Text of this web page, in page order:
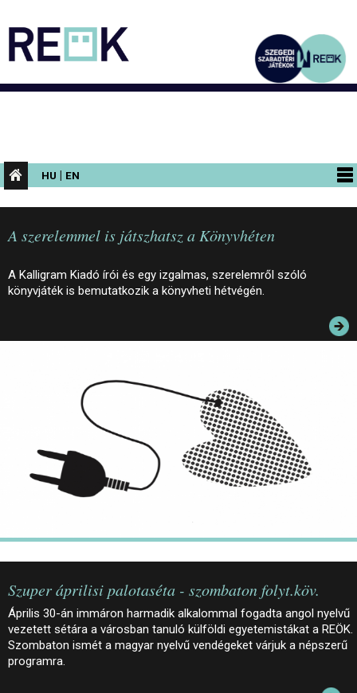
HU | EN
PROGRAMOK
KIÁLLÍTÁSOK
AZ ÉPÜLET
INFORMÁCIÓK
ELÉRHETŐSÉG
PALOTASÉTÁK ÉS VEZETÉSEK
KÖZÉRDEKŰ ADATOK
A szerelemmel is játszhatsz a Könyvhéten
A Kalligram Kiadó írói és egy izgalmas, szerelemről szóló
könyvjáték is bemutatkozik a könyvheti hétvégén.
Szuper áprilisi palotaséta - szombaton folyt.köv.
Április 30-án immáron harmadik alkalommal fogadta angol nyelvű
vezetett sétára a városban tanuló külföldi egyetemistákat a REÖK.
Szombaton ismét a magyar nyelvű vendégeket várjuk a népszerű
programra.